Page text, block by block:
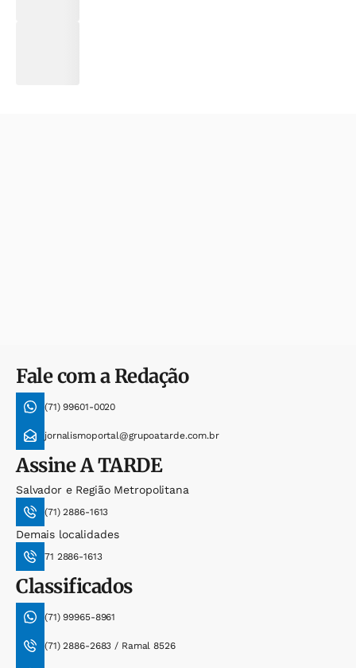
Fale com a Redação
(71) 99601-0020
jornalismoportal@grupoatarde.com.br
AssineA TARDE
Salvador e Região Metropolitana
(71) 2886-1613
Demais localidades
71 2886-1613
Classificados
(71) 99965-8961
(71) 2886-2683 / Ramal 8526